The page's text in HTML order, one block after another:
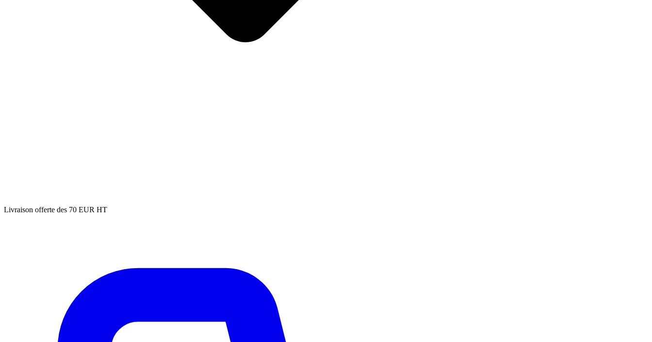
Livraison offerte des 70 EUR HT